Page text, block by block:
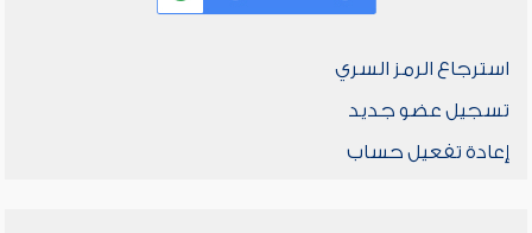
استرجاع الرمز السري
تسجيل عضو جديد
إعادة تفعيل حساب